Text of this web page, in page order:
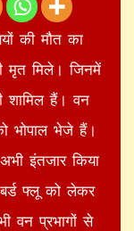
की मौत का
मृत मिले। जिनमें
हैं। वन
भोपाल भेजे हैं।
इंतजार किया
फ्लू को लेकर
वन प्रभागों से